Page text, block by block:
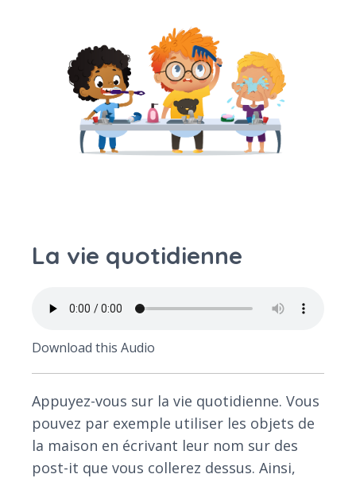
La vie quotidienne
Download this Audio
Appuyez-vous sur la vie quotidienne. Vous
pouvez par exemple utiliser les objets de
la maison en écrivant leur nom sur des
post-it que vous collerez dessus. Ainsi,